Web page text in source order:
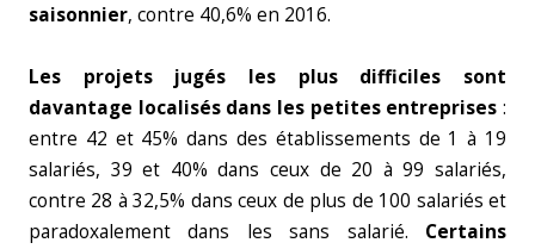
saisonnier, contre 40,6% en 2016.
Les projets jugés les plus difficiles sont
davantage localisés dans les petites entreprises :
entre 42 et 45% dans des établissements de 1 à 19
salariés, 39 et 40% dans ceux de 20 à 99 salariés,
contre 28 à 32,5% dans ceux de plus de 100 salariés et
paradoxalement dans les sans salarié. Certains